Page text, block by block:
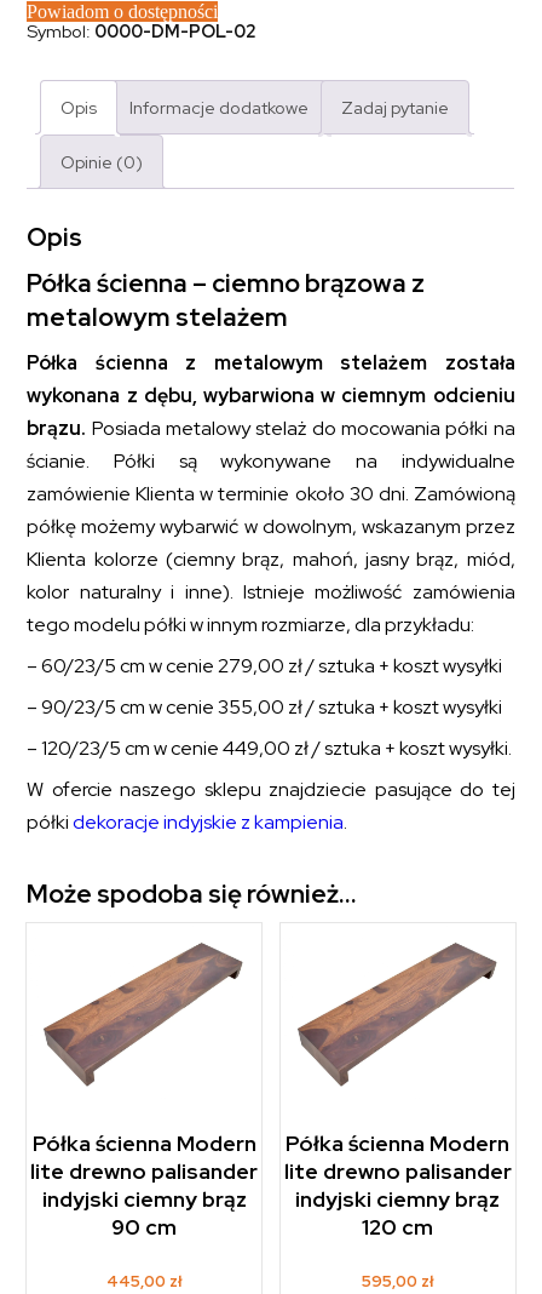
Powiadom o dostępności
Symbol: 0000-DM-POL-02
Opis Informacje dodatkowe Zadaj pytanie
Opinie (0)
Opis
Półka ścienna – ciemno brązowa z
metalowym stelażem
Półka ścienna z metalowym stelażem została
wykonana z dębu, wybarwiona w ciemnym odcieniu
brązu. Posiada metalowy stelaż do mocowania półki na
ścianie. Półki są wykonywane na indywidualne
zamówienie Klienta w terminie około 30 dni. Zamówioną
półkę możemy wybarwić w dowolnym, wskazanym przez
Klienta kolorze (ciemny brąz, mahoń, jasny brąz, miód,
kolor naturalny i inne). Istnieje możliwość zamówienia
tego modelu półki w innym rozmiarze, dla przykładu:
– 60/23/5 cm w cenie 279,00 zł / sztuka + koszt wysyłki
– 90/23/5 cm w cenie 355,00 zł / sztuka + koszt wysyłki
– 120/23/5 cm w cenie 449,00 zł / sztuka + koszt wysyłki.
W ofercie naszego sklepu znajdziecie pasujące do tej
półkidekoracje indyjskie z kampienia.
Może spodoba się również…
Półka ścienna Modern
lite drewno palisander
indyjski ciemny brąz
90 cm
445,00 zł
Półka ścienna Modern
lite drewno palisander
indyjski ciemny brąz
120 cm
595,00 zł